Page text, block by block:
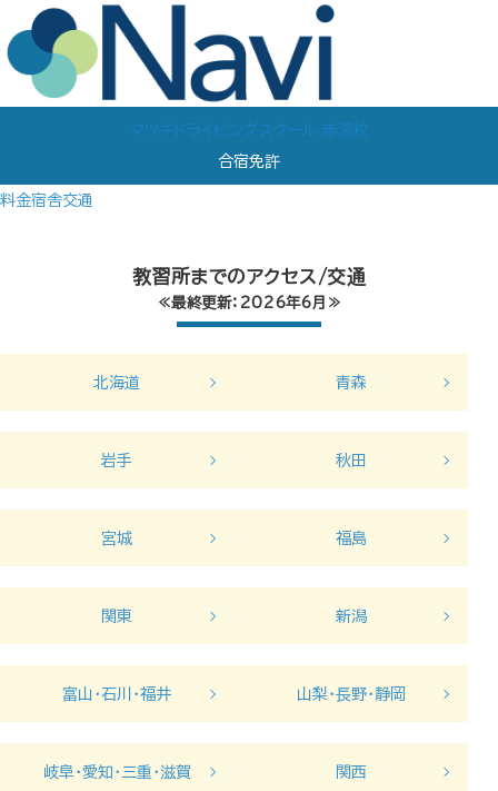
マツキドライビングスクール 赤湯校
合宿免許
料金宿舎交通
教習所までのアクセス/交通
≪最終更新：2026年6月≫
北海道 青森
岩手 秋田
宮城 福島
関東 新潟
富山・石川・福井 山梨・長野・静岡
岐阜・愛知・三重・滋賀 関西